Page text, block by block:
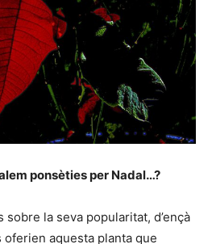
ponsèties per Nadal…?
la seva popularitat, d’ençà
aquesta planta que